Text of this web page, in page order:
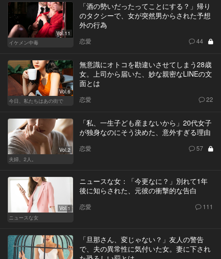
Vol.11
イケメン中毒
「酒の勢いだったってことにする？」帰り
のタクシーで、女が突然男からされた予想
外の行為
恋愛 44
Vol.6
今日、私たちはあの街で
無意識にオトコを勘違いさせてしまう28歳
女。上司から届いた、妙な親密なLINEの文
面とは
恋愛 22
Vol.2
夫婦、2人。
「私、一生子ども産まないから」20代女子
が独身なのにそう決めた、意外すぎる理由
恋愛 57
Vol.1
ニュースな女
ニュースな女：「今更なに？」別れて1年
後に知らされた、元彼の衝撃的な告白
恋愛 111
「旦那さん、変じゃない？」友人の警告
で、夫の異常性に気付いた女。妻に下され